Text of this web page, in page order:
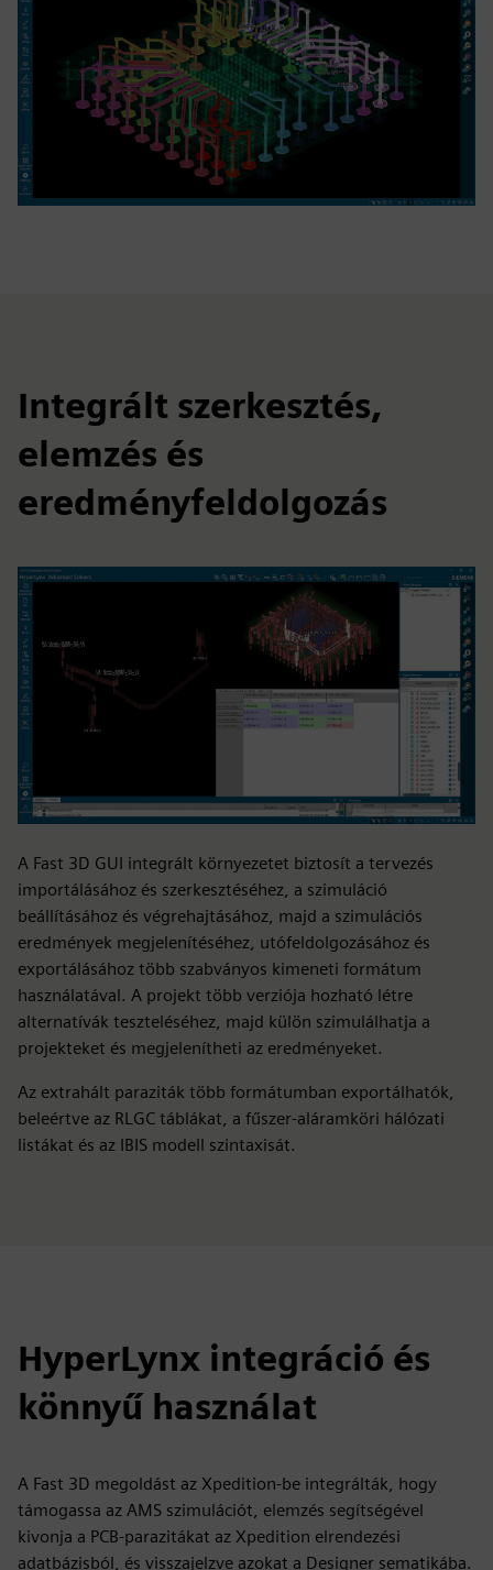
Integrált szerkesztés,
elemzés és
eredményfeldolgozás
A Fast 3D GUI integrált környezetet biztosít a tervezés
importálásához és szerkesztéséhez, a szimuláció
beállításához és végrehajtásához, majd a szimulációs
eredmények megjelenítéséhez, utófeldolgozásához és
exportálásához több szabványos kimeneti formátum
használatával. A projekt több verziója hozható létre
alternatívák teszteléséhez, majd külön szimulálhatja a
projekteket és megjelenítheti az eredményeket.
Az extrahált paraziták több formátumban exportálhatók,
beleértve az RLGC táblákat, a fűszer-aláramköri hálózati
listákat és az IBIS modell szintaxisát.
HyperLynx integráció és
könnyű használat
A Fast 3D megoldást az Xpedition-be integrálták, hogy
támogassa az AMS szimulációt, elemzés segítségével
kivonja a PCB-parazitákat az Xpedition elrendezési
adatbázisból, és visszajelzve azokat a Designer sematikába.